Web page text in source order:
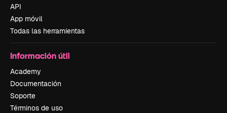
API
App móvil
Todas las herramientas
Información útil
Academy
Documentación
Soporte
Términos de uso